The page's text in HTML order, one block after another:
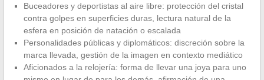
Buceadores y deportistas al aire libre: protección del cristal
contra golpes en superficies duras, lectura natural de la
esfera en posición de natación o escalada
Personalidades públicas y diplomáticos: discreción sobre la
marca llevada, gestión de la imagen en contexto mediático
Aficionados a la relojería: forma de llevar una joya para uno